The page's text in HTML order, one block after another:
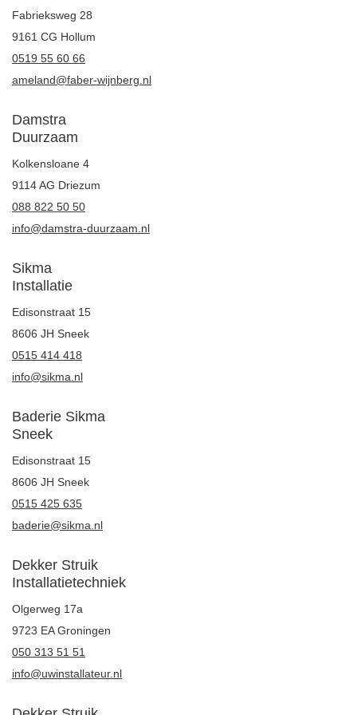
Fabrieksweg 28
9161 CG Hollum
0519 55 60 66
ameland@faber-wijnberg.nl
Damstra
Duurzaam
Kolkensloane 4
9114 AG Driezum
088 822 50 50
info@damstra-duurzaam.nl
Sikma
Installatie
Edisonstraat 15
8606 JH Sneek
0515 414 418
info@sikma.nl
Baderie Sikma
Sneek
Edisonstraat 15
8606 JH Sneek
0515 425 635
baderie@sikma.nl
Dekker Struik
Installatietechniek
Olgerweg 17a
9723 EA Groningen
050 313 51 51
info@uwinstallateur.nl